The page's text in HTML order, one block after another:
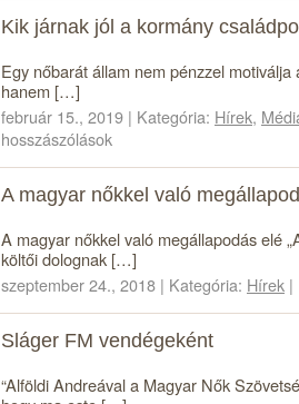
Kik járnak jól a kormány
Egy nőbarát állam nem pénzzel
hanem […]
február 15., 2019 | Kategória: Hírek,
hosszászólások
A magyar nőkkel való
A magyar nőkkel való megállapodás elé
költői dolognak […]
szeptember 24., 2018 | Kategória: Hírek |
Sláger FM vendégeként
“Alföldi Andreával a Magyar Nők